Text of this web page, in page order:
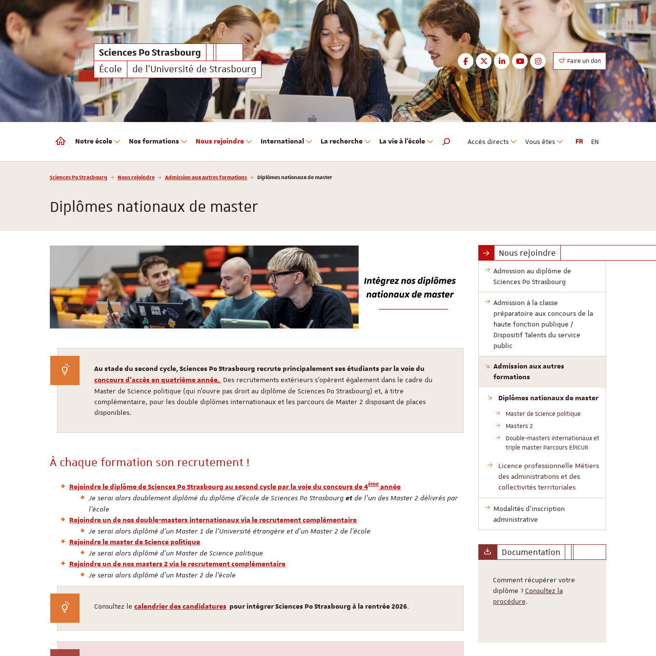
Sciences Po Strasbourg
École de l'Université de Strasbourg Facebook
TwitterLinkedInYoutubeInstagram
Faire un don
Sciences Po Strasbourg
Notre école Nos formations Nous rejoindre International La recherche La vie à l'école
Moteur de recherche
Accès directs Vous êtes FR EN
Sciences Po Strasbourg FacebookTwitterLinkedInYoutubeInstagram
Vous êtes ici :
Sciences Po Strasbourg Nous rejoindre Admission aux autres formations Diplômes nationaux de master
Diplômes nationaux de master
Au stade du second cycle, Sciences Po Strasbourg recrute principalement ses étudiants par la voie du
concours d'accès en quatrième année. Des recrutements extérieurs s'opèrent également dans le cadre du
Master de Science politique (qui n'ouvre pas droit au diplôme de Sciences Po Strasbourg) et, à titre
complémentaire, pour les double diplômes internationaux et les parcours de Master 2 disposant de places
disponibles.
À chaque formation son recrutement !
Rejoindre le diplôme de Sciences Po Strasbourg au second cycle par la voie du concours de 4èmeannée
Je serai alors doublement diplômé du diplôme d'école de Sciences Po Strasbourg et de l'un des Master 2 délivrés par
l'école
Rejoindre un de nos double-masters internationaux via le recrutement complémentaire
Je serai alors diplômé d'un Master 1 de l'Université étrangère et d'un Master 2 de l'école
Rejoindre le master de Science politique
Je serai alors diplômé d'un Master de Science politique
Rejoindre un de nos masters 2 via le recrutement complémentaire
Je serai alors diplômé d'un Master 2 de l'école
Consultez le calendrier des candidatures pour intégrer Sciences Po Strasbourg à la rentrée 2026.
Nous rejoindre
Admission au diplôme de
Sciences Po Strasbourg
Admission à la classe
préparatoire aux concours de la
haute fonction publique /
Dispositif Talents du service
public
Admission aux autres
formations
Diplômes nationaux de master
Master de Science politique
Masters 2
Double-masters internationaux et
triple master Parcours EPICUR
Licence professionnelle Métiers
des administrations et des
collectivités territoriales
Modalités d’inscription
administrative
Documentation
Comment récupérer votre
diplôme ? Consultez la
procédure.